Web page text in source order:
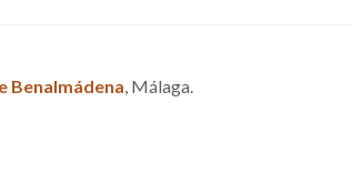
Benalmádena, Málaga.